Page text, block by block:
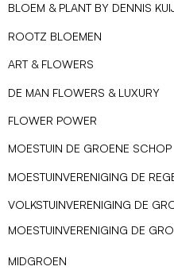
BLOEM & PLANT BY DENNIS
ROOTZ BLOEMEN
ART & FLOWERS
DE MAN FLOWERS & LUXURY
FLOWER POWER
MOESTUIN DE GROENE SCHOP
MOESTUINVERENIGING DE
VOLKSTUINVERENIGING DE
MOESTUINVERENIGING DE
MIDGROEN